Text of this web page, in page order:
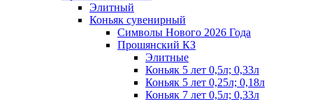
Элитный
Коньяк сувенирный
Символы Нового 2026 Года
Прошянский КЗ
Элитные
Коньяк 5 лет 0,5л; 0,33л
Коньяк 5 лет 0,25л; 0,18л
Коньяк 7 лет 0,5л; 0,33л